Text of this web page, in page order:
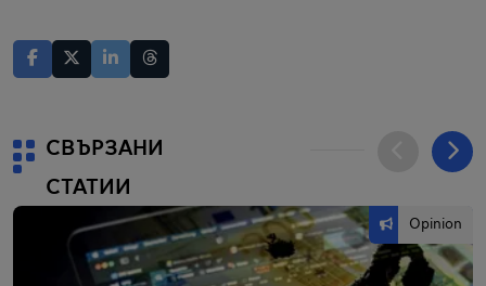
СВЪРЗАНИ
СТАТИИ
Opinion